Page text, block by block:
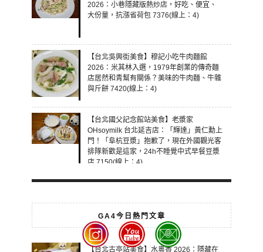
2026：小巷隱藏版熱炒店，好吃、便宜、
大份量，抗漲省荷包 7376(線上：4)
【台北吳興街美食】穆記小吃牛肉麵館
2026：米其林入選，1979年創業的傳奇麵
店居然和青幫有關係？美味的牛肉麵、牛雜
與斤餅 7420(線上：4)
【台北國父記念館站美食】老漿家
OHsoymilk 台北延吉店：「輝達」黃仁勳上
門！「阜杭豆漿」抱歉了，現在外國觀光客
排隊新歡是這家，24h不睡覺中式早餐豆漿
店 7150(線上：4)
GA4今日熱門文章
【台北古亭站美食】水粵香 2026：隱藏在